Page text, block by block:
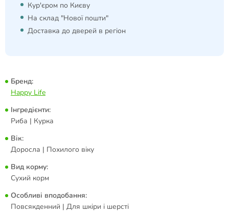
Кур'єром по Києву
На склад "Нової пошти"
Доставка до дверей в регіон
Бренд:
Happy Life
Інгредієнти:
Риба | Курка
Вік:
Доросла | Похилого віку
Вид корму:
Сухий корм
Особливі вподобання:
Повсякденний | Для шкіри і шерсті